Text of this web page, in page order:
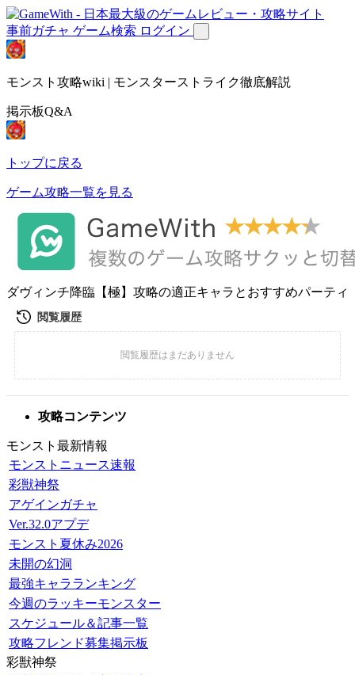
事前ガチャ ゲーム検索 ログイン
モンスト攻略wiki | モンスターストライク徹底解説
掲示板Q&A
トップに戻る
ゲーム攻略一覧を見る
ダヴィンチ降臨【極】攻略の適正キャラとおすすめパーティ
攻略コンテンツ
モンスト最新情報
モンストニュース速報
彩獣神祭
アゲインガチャ
Ver.32.0アプデ
モンスト夏休み2026
未開の幻洞
最強キャラランキング
今週のラッキーモンスター
スケジュール＆記事一覧
攻略フレンド募集掲示板
彩獣神祭